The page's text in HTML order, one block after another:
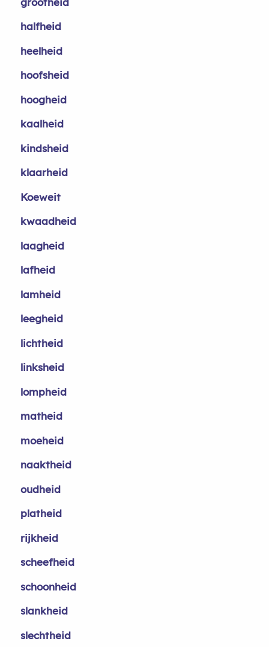
halfheid
heelheid
hoofsheid
hoogheid
kaalheid
kindsheid
klaarheid
Koeweit
kwaadheid
laagheid
lafheid
lamheid
leegheid
lichtheid
linksheid
lompheid
matheid
moeheid
naaktheid
oudheid
platheid
rijkheid
scheefheid
schoonheid
slankheid
slechtheid